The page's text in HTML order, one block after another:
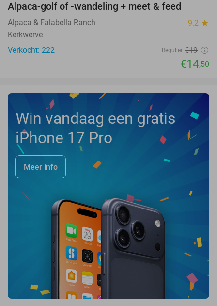
Alpaca-golf of -wandeling + meet & feed
Alpaca & Falabella Ranch 9.2 star
Kerkwerve
Verkocht: 222
Regulier €19
€14,50
Win vandaag een gratis
iPhone 17 Pro
Meer info